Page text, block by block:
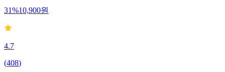
31%10,900원
4.7
(408)